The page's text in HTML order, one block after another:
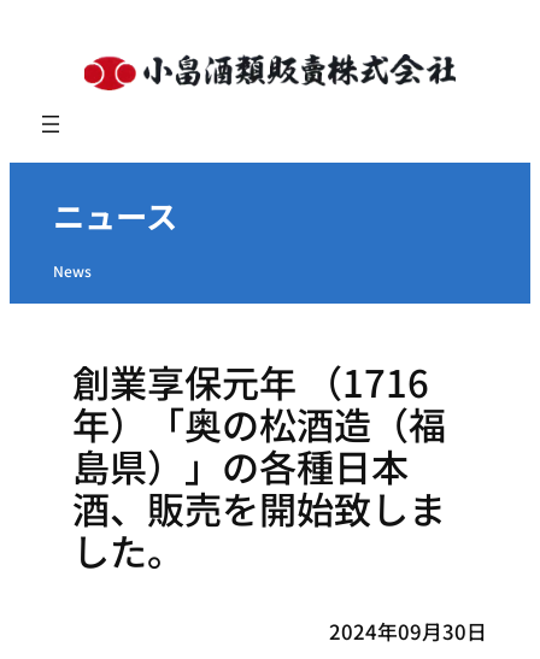
ニュース
News
創業享保元年 （1716
年）「奥の松酒造（福
島県）」の各種日本
酒、販売を開始致しま
した。
2024年09月30日